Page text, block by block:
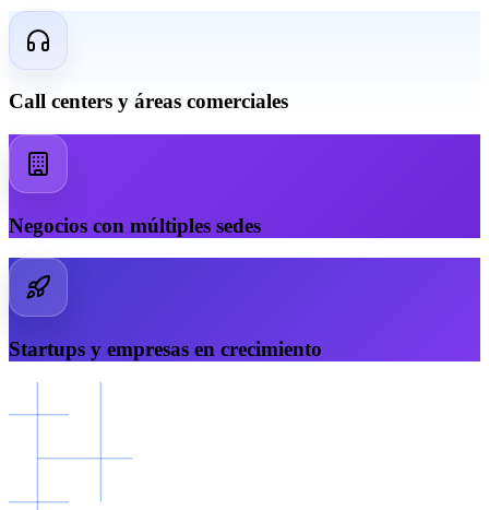
Call centers y áreas comerciales
Negocios con múltiples sedes
Startups y empresas en crecimiento